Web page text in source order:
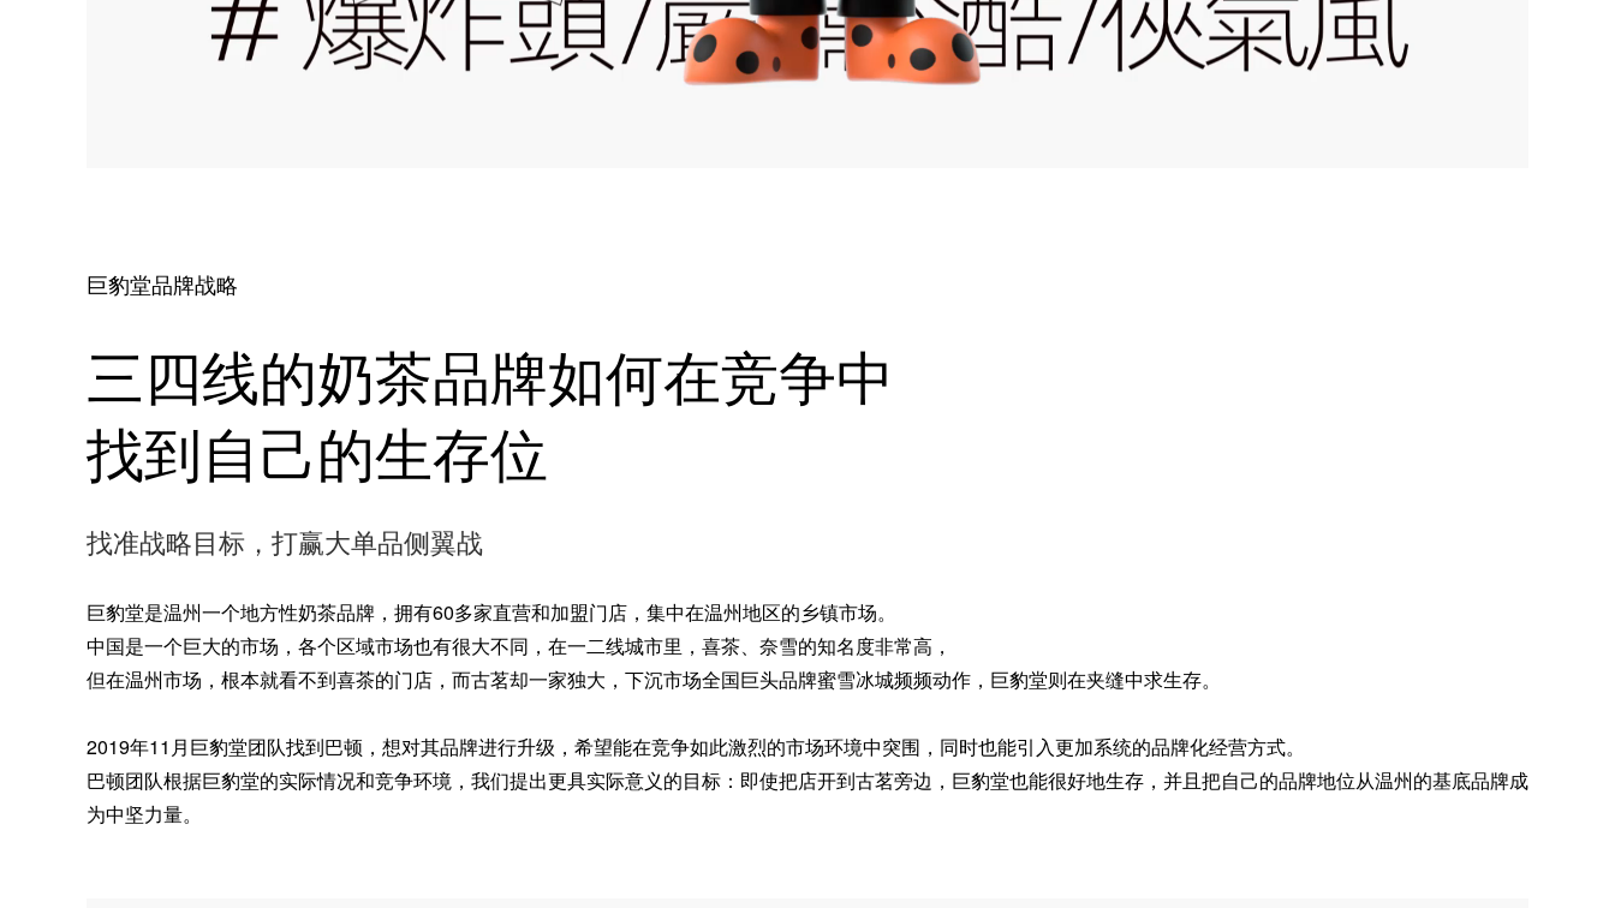
巨豹堂品牌战略
三四线的奶茶品牌如何在竞争中
找到自己的生存位
找准战略目标，打赢大单品侧翼战
巨豹堂是温州一个地方性奶茶品牌，拥有60多家直营和加盟门店，集中在温州地区的乡镇市场。
中国是一个巨大的市场，各个区域市场也有很大不同，在一二线城市里，喜茶、奈雪的知名度非常高，
但在温州市场，根本就看不到喜茶的门店，而古茗却一家独大，下沉市场全国巨头品牌蜜雪冰城频频动作，巨豹堂则在夹缝中求生存。
2019年11月巨豹堂团队找到巴顿，想对其品牌进行升级，希望能在竞争如此激烈的市场环境中突围，同时也能引入更加系统的品牌化经营方式。
巴顿团队根据巨豹堂的实际情况和竞争环境，我们提出更具实际意义的目标：即使把店开到古茗旁边，巨豹堂也能很好地生存，并且把自己的品牌地位从温州的基底品牌成
为中坚力量。